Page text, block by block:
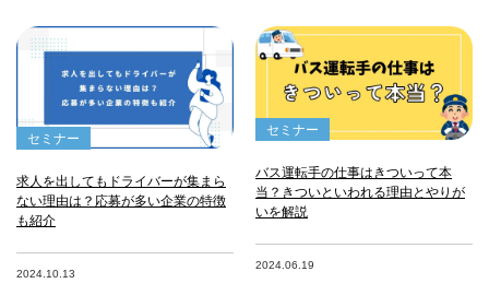
セミナー
求人を出してもドライバーが集まら
ない理由は？応募が多い企業の特徴
も紹介
2024.10.13
セミナー
バス運転手の仕事はきついって本
当？きついといわれる理由とやりが
いを解説
2024.06.19